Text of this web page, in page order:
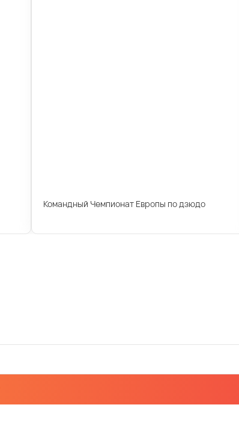
Командный Чемпионат Европы по дзюдо